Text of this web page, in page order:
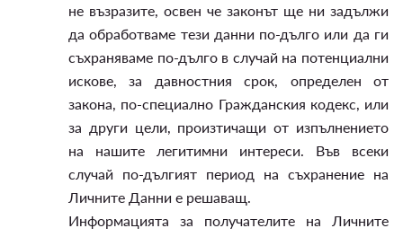
не възразите, освен че законът ще ни задължи
да обработваме тези данни по-дълго или да ги
съхраняваме по-дълго в случай на потенциални
искове, за давностния срок, определен от
закона, по-специално Гражданския кодекс, или
за други цели, произтичащи от изпълнението
на нашите легитимни интереси. Във всеки
случай по-дългият период на съхранение на
Личните Данни е решаващ.
Информацията за получателите на Личните